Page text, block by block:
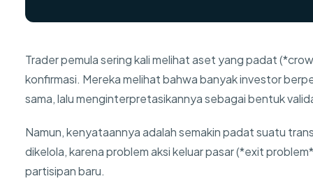
Trader pemula sering kali melihat aset yang padat
konfirmasi. Mereka melihat bahwa banyak investor
sama, lalu menginterpretasikannya sebagai bentuk
Namun, kenyataannya adalah semakin padat suatu
dikelola, karena problem aksi keluar pasar (*exit
partisipan baru.